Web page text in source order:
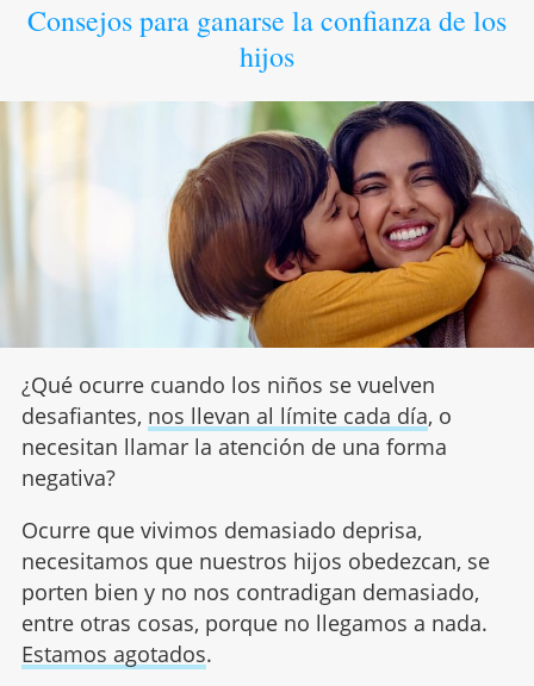
Consejos para ganarse la confianza de los
hijos
¿Qué ocurre cuando los niños se vuelven
desafiantes, nos llevan al límite cada día, o
necesitan llamar la atención de una forma
negativa?
Ocurre que vivimos demasiado deprisa,
necesitamos que nuestros hijos obedezcan, se
porten bien y no nos contradigan demasiado,
entre otras cosas, porque no llegamos a nada.
Estamos agotados.